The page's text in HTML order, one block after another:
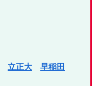
立正大
早稲田